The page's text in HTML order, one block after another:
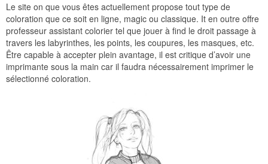
Le site on que vous êtes actuellement propose tout type de
coloration que ce soit en ligne, magic ou classique. It en outre offre
professeur assistant colorier tel que jouer à find le droit passage à
travers les labyrinthes, les points, les coupures, les masques, etc.
Être capable à accepter plein avantage, il est critique d’avoir une
imprimante sous la main car il faudra nécessairement imprimer le
sélectionné coloration.